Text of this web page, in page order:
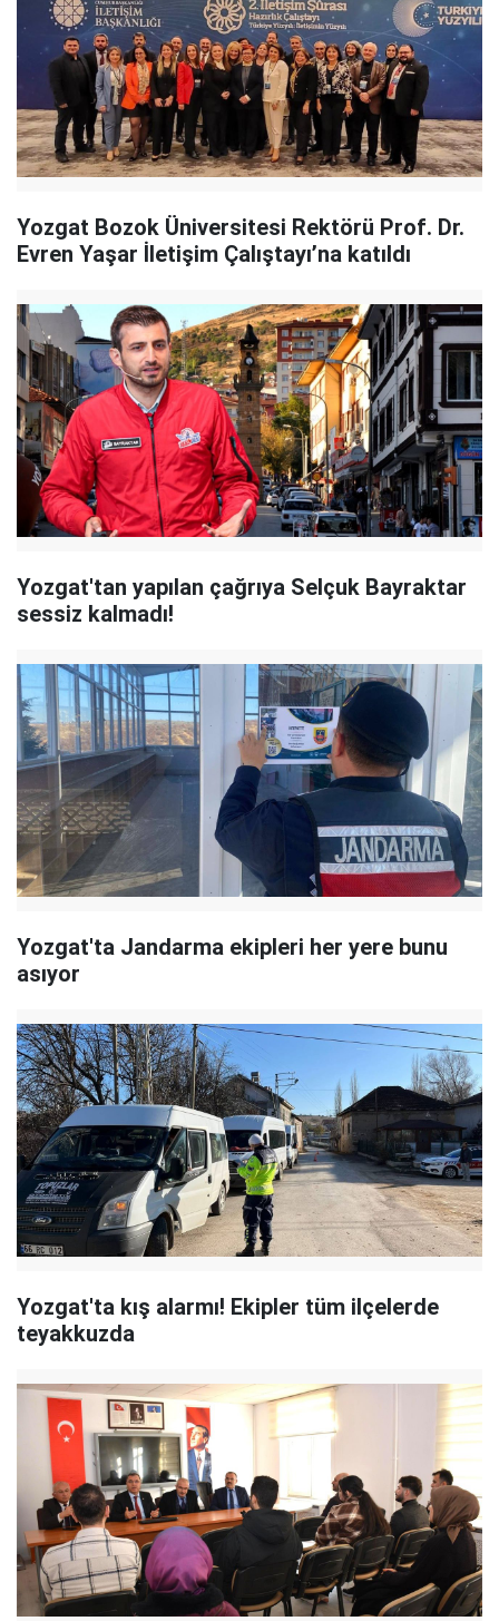
Yozgat Bozok Üniversitesi Rektörü Prof. Dr.
Evren Yaşar İletişim Çalıştayı’na katıldı
Yozgat'tan yapılan çağrıya Selçuk Bayraktar
sessiz kalmadı!
Yozgat'ta Jandarma ekipleri her yere bunu
asıyor
Yozgat'ta kış alarmı! Ekipler tüm ilçelerde
teyakkuzda